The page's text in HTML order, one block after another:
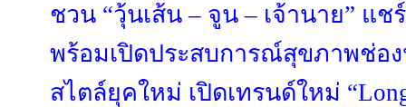
ชวน “วุ้นเส้น – จูน – เจ้านาย” แ
พร้อมเปิดประสบการณ์สุขภาพช่อ
สไตล์ยุคใหม่ เปิดเทรนด์ใหม่